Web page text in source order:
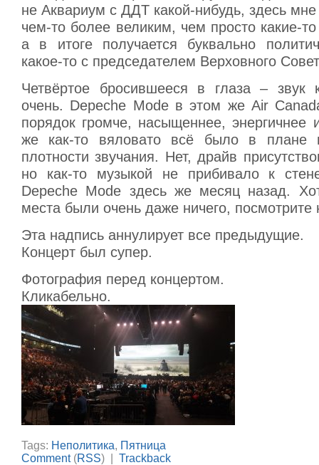
не Аквариум с ДДТ какой-нибудь, здесь мне
чем-то более великим, чем просто какие-
а в итоге получается буквально
какое-то с председателем Верховного
Четвёртое бросившееся в глаза – звук
очень. Depeche Mode в этом же Air
порядок громче, насыщеннее, энергичнее
же как-то вяловато всё было в плане
плотности звучания. Нет, драйв
но как-то музыкой не прибивало к
Depeche Mode здесь же месяц назад.
места были очень даже ничего,
Эта надпись аннулирует все предыдущие.
Концерт был супер.
Фотография перед концертом.
Кликабельно.
Tags: Неполитика, Пятница
Comment(RSS) | Trackback